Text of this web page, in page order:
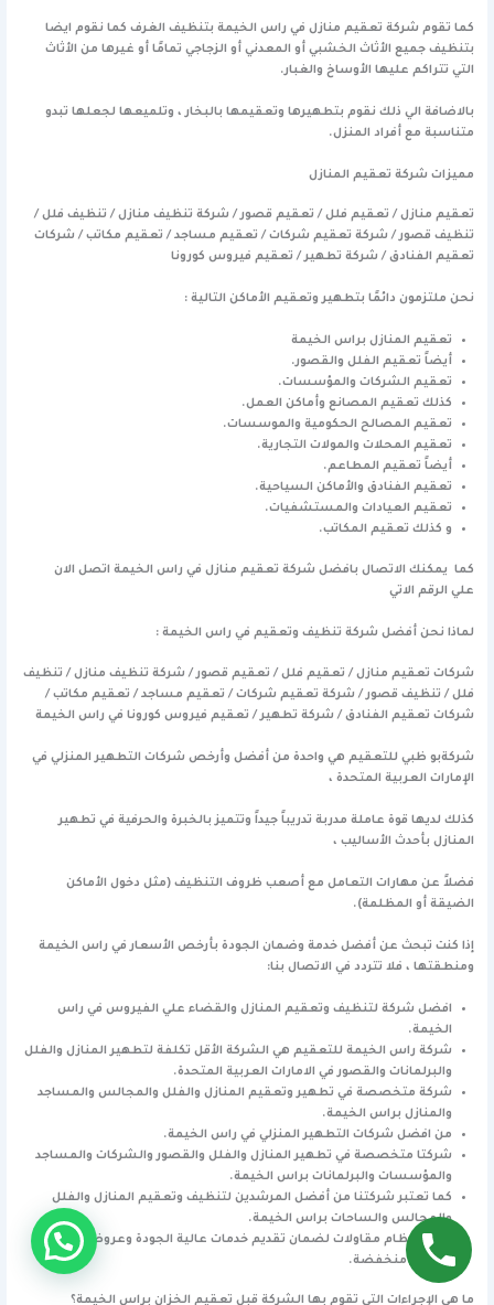
كما تقوم شركة تعقيم منازل في راس الخيمة بتنظيف الغرف كما نقوم ايضا
بتنظيف جميع الأثاث الخشبي أو المعدني أو الزجاجي تمامًا أو غيرها من الأثاث
التي تتراكم عليها الأوساخ والغبار.
بالاضافة الي ذلك نقوم بتطهيرها وتعقيمها بالبخار ، وتلميعها لجعلها تبدو
متناسبة مع أفراد المنزل.
مميزات شركة تعقيم المنازل
تعقيم منازل / تعقيم فلل / تعقيم قصور / شركة تنظيف منازل / تنظيف فلل /
تنظيف قصور / شركة تعقيم شركات / تعقيم مساجد / تعقيم مكاتب / شركات
تعقيم الفنادق / شركة تطهير / تعقيم فيروس كورونا
نحن ملتزمون دائمًا بتطهير وتعقيم الأماكن التالية :
تعقيم المنازل براس الخيمة
أيضاً تعقيم الفلل والقصور.
تعقيم الشركات والمؤسسات.
كذلك تعقيم المصانع وأماكن العمل.
تعقيم المصالح الحكومية والموسسات.
تعقيم المحلات والمولات التجارية.
أيضاً تعقيم المطاعم.
تعقيم الفنادق والأماكن السياحية.
تعقيم العيادات والمستشفيات.
و كذلك تعقيم المكاتب.
كما يمكنك الاتصال بافضل شركة تعقيم منازل في راس الخيمة اتصل الان
علي الرقم الاتي
لماذا نحن أفضل شركة تنظيف وتعقيم في راس الخيمة :
شركات تعقيم منازل / تعقيم فلل / تعقيم قصور / شركة تنظيف منازل / تنظيف
فلل / تنظيف قصور / شركة تعقيم شركات / تعقيم مساجد / تعقيم مكاتب /
شركات تعقيم الفنادق / شركة تطهير / تعقيم فيروس كورونا في راس الخيمة
شركةبو ظبي للتعقيم هي واحدة من أفضل وأرخص شركات التطهير المنزلي في
الإمارات العربية المتحدة ،
كذلك لديها قوة عاملة مدربة تدريباً جيداً وتتميز بالخبرة والحرفية في تطهير
المنازل بأحدث الأساليب ،
فضلاً عن مهارات التعامل مع أصعب ظروف التنظيف (مثل دخول الأماكن
الضيقة أو المظلمة).
إذا كنت تبحث عن أفضل خدمة وضمان الجودة بأرخص الأسعار في راس الخيمة
ومنطقتها ، فلا تتردد في الاتصال بنا:
افضل شركة لتنظيف وتعقيم المنازل والقضاء علي الفيروس في راس
الخيمة.
شركة راس الخيمة للتعقيم هي الشركة الأقل تكلفة لتطهير المنازل والفلل
والبرلمانات والقصور في الامارات العربية المتحدة.
شركة متخصصة في تطهير وتعقيم المنازل والفلل والمجالس والمساجد
والمنازل براس الخيمة.
من افضل شركات التطهير المنزلي في راس الخيمة.
شركتا متخصصة في تطهير المنازل والفلل والقصور والشركات والمساجد
والمؤسسات والبرلمانات براس الخيمة.
كما تعتبر شركتنا من أفضل المرشدين لتنظيف وتعقيم المنازل والفلل
والمجالس والساحات براس الخيمة.
أفضل نظام مقاولات لضمان تقديم خدمات عالية الجودة وعروض خاصة
بأسعار منخفضة.
ما هي الإجراءات التي تقوم بها الشركة قبل تعقيم الخزان براس الخيمة؟